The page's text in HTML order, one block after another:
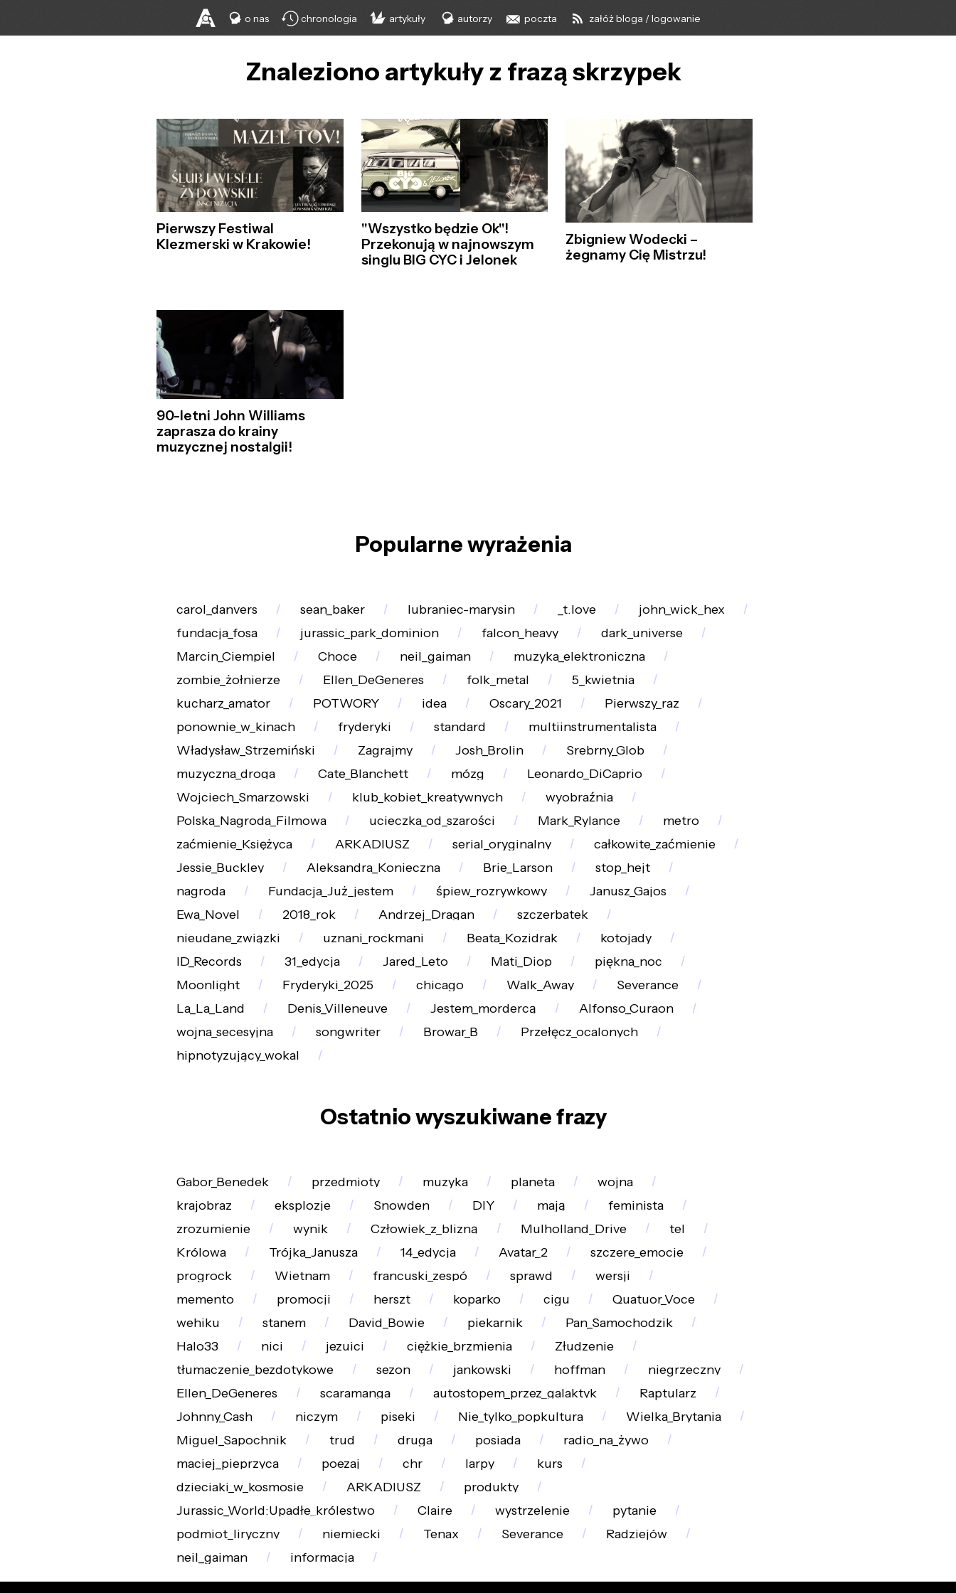
o nas chronologia artykuły autorzy poczta załóż bloga / logowanie
Znaleziono artykuły z frazą skrzypek
Pierwszy Festiwal
Klezmerski w Krakowie!
"Wszystko będzie Ok"!
Przekonują w najnowszym
singlu BIG CYC i Jelonek
Zbigniew Wodecki –
żegnamy Cię Mistrzu!
90-letni John Williams
zaprasza do krainy
muzycznej nostalgii!
Popularne wyrażenia
carol_danvers sean_baker lubraniec-marysin _t.love
john_wick_hex
fundacja_fosa
jurassic_park_dominion falcon_heavy
dark_universe
Marcin_Ciempiel
Choce neil_gaiman
muzyka_elektroniczna
zombie_żołnierze
Ellen_DeGeneres folk_metal
5_kwietnia
kucharz_amator
POTWORY idea Oscary_2021
Pierwszy_raz
ponownie_w_kinach
fryderyki standard
multiinstrumentalista
Władysław_Strzemiński
Zagrajmy Josh_Brolin
Srebrny_Glob
muzyczna_droga
Cate_Blanchett mózg
Leonardo_DiCaprio
Wojciech_Smarzowski
klub_kobiet_kreatywnych
wyobraźnia
Polska_Nagroda_Filmowa
ucieczka_od_szarości Mark_Rylance
metro
zaćmienie_Księżyca
ARKADIUSZ serial_oryginalny
całkowite_zaćmienie
Jessie_Buckley
Aleksandra_Konieczna Brie_Larson
stop_hejt
nagroda
Fundacja_Już_jestem śpiew_rozrywkowy
Janusz_Gajos
Ewa_Novel
2018_rok Andrzej_Dragan
szczerbatek
nieudane_związki
uznani_rockmani Beata_Kozidrak
kotojady
ID_Records
31_edycja Jared_Leto Mati_Diop
piękna_noc
Moonlight
Fryderyki_2025 chicago Walk_Away
Severance
La_La_Land
Denis_Villeneuve Jestem_mordercą
Alfonso_Curaon
wojna_secesyjna
songwriter Browar_B
Przełęcz_ocalonych
hipnotyzujący_wokal
Ostatnio wyszukiwane frazy
Gabor_Benedek przedmioty muzyka planeta
wojna
krajobraz
eksplozje Snowden DIY mają
feminista
zrozumienie
wynik Człowiek_z_blizną Mulholland_Drive
tel
Królowa
Trójka_Janusza 14_edycja Avatar_2
szczere_emocje
progrock
Wietnam francuski_zespó sprawd
wersji
memento
promocji herszt koparko cigu
Quatuor_Voce
wehiku
stanem David_Bowie piekarnik
Pan_Samochodzik
Halo33
nici jezuici ciężkie_brzmienia
Złudzenie
tłumaczenie_bezdotykowe
sezon jankowski hoffman
niegrzeczny
Ellen_DeGeneres
scaramanga autostopem_przez_galaktyk
Raptularz
Johnny_Cash
niczym piseki Nie_tylko_popkultura
Wielka_Brytania
Miguel_Sapochnik
trud druga posiada
radio_na_żywo
maciej_pieprzyca
poezaj chr larpy
kurs
dzieciaki_w_kosmosie
ARKADIUSZ
produkty
Jurassic_World:Upadłe_królestwo
Claire wystrzelenie
pytanie
podmiot_liryczny
niemiecki Tenax Severance
Radziejów
neil_gaiman
informacja